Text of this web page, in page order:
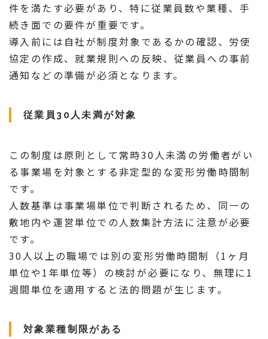
件を満たす必要があり、特に従業員数や業種、手
続き面での要件が重要です。
導入前には自社が制度対象であるかの確認、労使
協定の作成、就業規則への反映、従業員への事前
通知などの準備が必須となります。
従業員30人未満が対象
この制度は原則として常時30人未満の労働者がい
る事業場を対象とする非定型的な変形労働時間制
です。
人数基準は事業場単位で判断されるため、同一の
敷地内や運営単位での人数集計方法に注意が必要
です。
30人以上の職場では別の変形労働時間制（1ヶ月
単位や1年単位等）の検討が必要になり、無理に1
週間単位を適用すると法的問題が生じます。
対象業種制限がある